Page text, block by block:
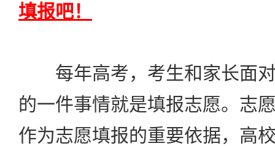
填报吧！
每年高考，考生和家长面对
的一件事情就是填报志愿。志
作为志愿填报的重要依据，高